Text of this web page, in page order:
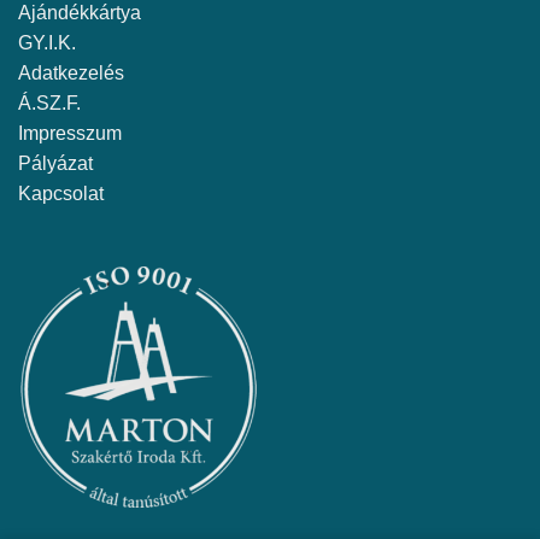
Ajándékkártya
GY.I.K.
Adatkezelés
Á.SZ.F.
Impresszum
Pályázat
Kapcsolat